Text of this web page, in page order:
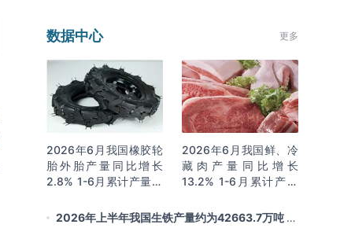
数据中心 更多
2026年6月我国橡胶轮
胎外胎产量同比增长
2.8% 1-6月累计产量同
2026年6月我国鲜、冷
藏肉产量同比增长
13.2% 1-6月累计产量
2026年上半年我国生铁产量约为42663.7万吨 同